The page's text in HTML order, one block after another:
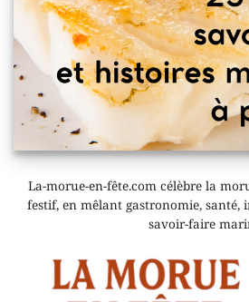
La-morue-en-fête.com célèbre la
festif, en mêlant gastronomie, santé,
savoir-faire